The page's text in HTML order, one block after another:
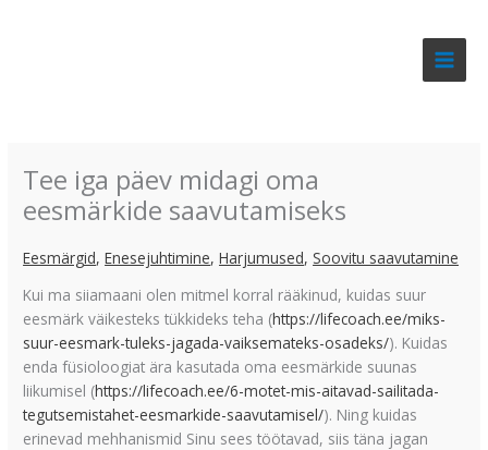
Tee iga päev midagi oma
eesmärkide saavutamiseks
Eesmärgid,Enesejuhtimine,Harjumused, Soovitu saavutamine
Kui ma siiamaani olen mitmel korral rääkinud, kuidas suur
eesmärk väikesteks tükkideks teha (https://lifecoach.ee/miks-
suur-eesmark-tuleks-jagada-vaiksemateks-osadeks/). Kuidas
enda füsioloogiat ära kasutada oma eesmärkide suunas
liikumisel (https://lifecoach.ee/6-motet-mis-aitavad-sailitada-
tegutsemistahet-eesmarkide-saavutamisel/). Ning kuidas
erinevad mehhanismid Sinu sees töötavad, siis täna jagan